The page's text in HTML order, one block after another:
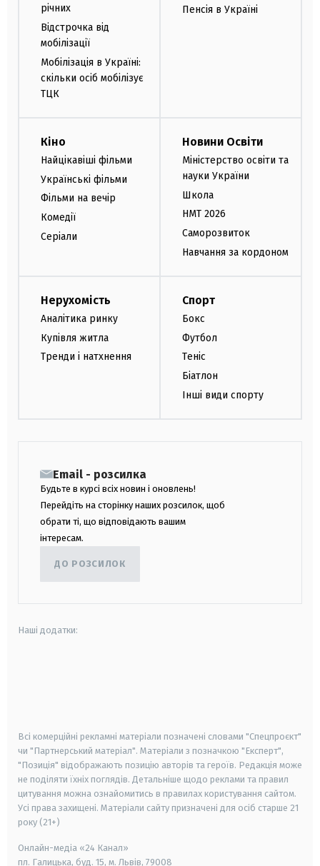
річних
Відстрочка від
мобілізації
Мобілізація в Україні:
скільки осіб мобілізує
ТЦК
Пенсія в Україні
Кіно
Найцікавіші фільми
Українські фільми
Фільми на вечір
Комедії
Серіали
Новини Освіти
Міністерство освіти та
науки України
Школа
НМТ 2026
Саморозвиток
Навчання за кордоном
Нерухомість
Аналітика ринку
Купівля житла
Тренди і натхнення
Спорт
Бокс
Футбол
Теніс
Біатлон
Інші види спорту
Email - розсилка
Будьте в курсі всіх новин і оновлень!
Перейдіть на сторінку наших розсилок, щоб
обрати ті, що відповідають вашим
інтересам.
ДО РОЗСИЛОК
Наші додатки:
Всі комерційні рекламні матеріали позначені словами "Спецпроєкт"
чи "Партнерський матеріал". Матеріали з позначкою "Експерт",
"Позиція" відображають позицію авторів та героїв. Редакція може
не поділяти їхніх поглядів. Детальніше щодо реклами та правил
цитування можна ознайомитись в правилах користування сайтом.
Усі права захищені. Матеріали сайту призначені для осіб старше 21
року (21+)
Онлайн-медіа «24 Канал»
пл. Галицька, буд. 15, м. Львів, 79008